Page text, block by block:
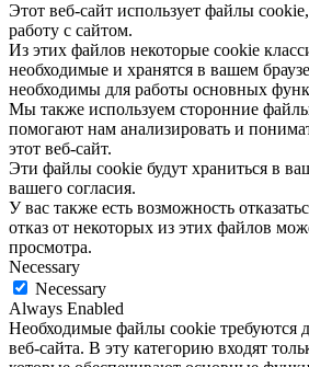
Этот веб-сайт использует файлы
работу с сайтом.
Из этих файлов некоторые cookie
необходимые и хранятся в вашем
необходимы для работы основных
Мы также используем сторонние
помогают нам анализировать и
этот веб-сайт.
Эти файлы cookie будут храниться в
вашего согласия.
У вас также есть возможность
отказ от некоторых из этих файлов
просмотра.
Necessary
Necessary
Always Enabled
Необходимые файлы cookie требуются
веб-сайта. В эту категорию входят